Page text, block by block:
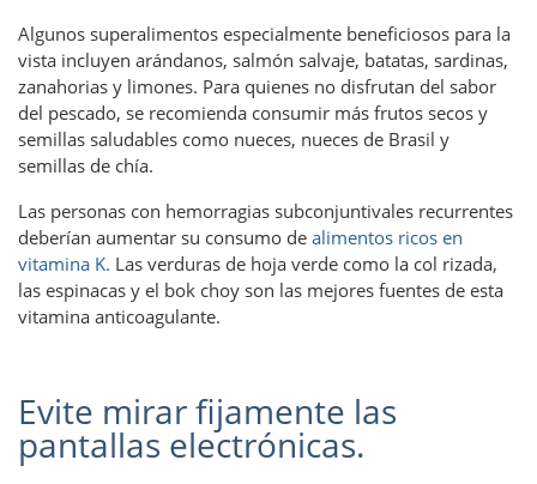
Algunos superalimentos especialmente beneficiosos para la
vista incluyen arándanos, salmón salvaje, batatas, sardinas,
zanahorias y limones. Para quienes no disfrutan del sabor
del pescado, se recomienda consumir más frutos secos y
semillas saludables como nueces, nueces de Brasil y
semillas de chía.
Las personas con hemorragias subconjuntivales recurrentes
deberían aumentar su consumo de alimentos ricos en
vitamina K. Las verduras de hoja verde como la col rizada,
las espinacas y el bok choy son las mejores fuentes de esta
vitamina anticoagulante.
Evite mirar fijamente las
pantallas electrónicas.